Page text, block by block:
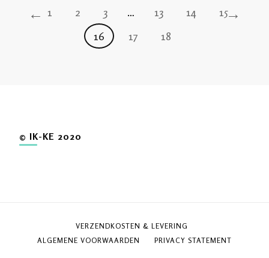
← 1 2 3 … 13 14
15
16
17 18
→
© IK-KE 2020
VERZENDKOSTEN & LEVERING
ALGEMENE VOORWAARDEN
PRIVACY STATEMENT